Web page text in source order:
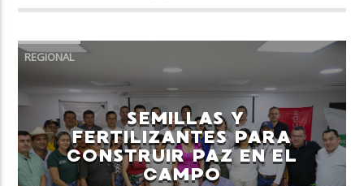
REGIONAL
SEMILLAS Y
FERTILIZANTES PARA
CONSTRUIR PAZ EN EL
CAMPO